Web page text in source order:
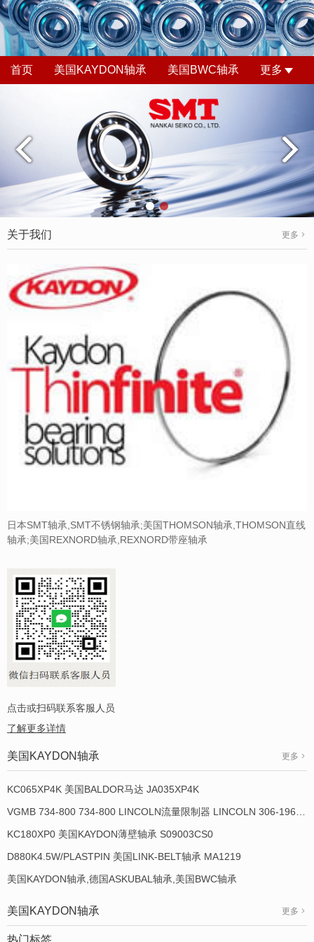
首页 美国KAYDON轴承 美国BWC轴承 更多
关于我们 更多
日本SMT轴承,SMT不锈钢轴承;美国THOMSON轴承,THOMSON直线
轴承;美国REXNORD轴承,REXNORD带座轴承
点击或扫码联系客服人员
了解更多详情
美国KAYDON轴承 更多
KC065XP4K 美国BALDOR马达 JA035XP4K
KC180XP0 美国KAYDON薄壁轴承 S09003CS0
D880K4.5W/PLASTPIN 美国LINK-BELT轴承 MA1219
美国KAYDON轴承,德国ASKUBAL轴承,美国BWC轴承
美国KAYDON轴承 更多
热门标签